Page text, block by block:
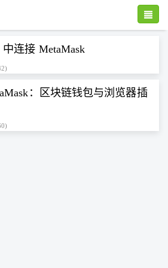
连接 MetaMask
：区块链钱包与浏览器插
Toggle